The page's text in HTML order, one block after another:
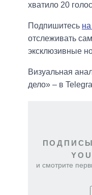
хватило 20
Подпишитесь
отслеживать
эксклюзивные
Визуальная
дело» – в
и смотрите